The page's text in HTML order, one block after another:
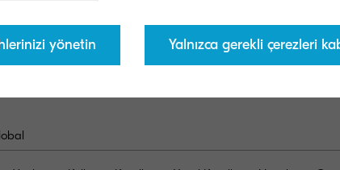
yönetin Yalnızca gerekli çerezleri